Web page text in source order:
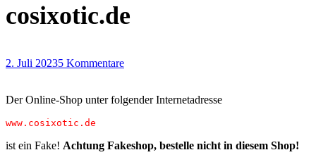
cosixotic.de
2. Juli 20235 Kommentare
Der Online-Shop unter folgender Internetadresse
www.cosixotic.de
ist ein Fake! Achtung Fakeshop, bestelle nicht in diesem Shop!